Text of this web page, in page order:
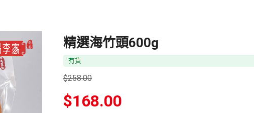
精選海竹頭600g
有貨
$258.00
原
始
$168.00